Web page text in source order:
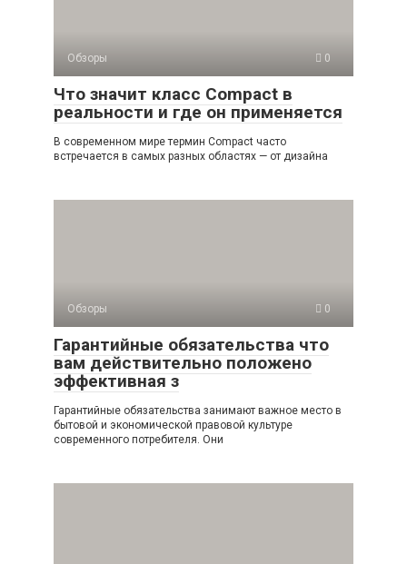
Обзоры 0
Что значит класс Compact в
реальности и где он применяется
В современном мире термин Compact часто
встречается в самых разных областях — от дизайна
Обзоры 0
Гарантийные обязательства что
вам действительно положено
эффективная з
Гарантийные обязательства занимают важное место в
бытовой и экономической правовой культуре
современного потребителя. Они